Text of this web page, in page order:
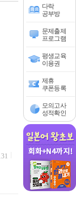
다락
공부방
문제출제
프로그램
평생교육
이용권
제휴
쿠폰등록
모의고사
성적확인